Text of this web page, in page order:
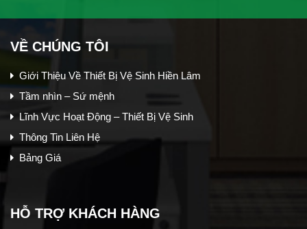
VỀ CHÚNG TÔI
Giới Thiệu Về Thiết Bị Vệ Sinh Hiền Lâm
Tầm nhìn – Sứ mệnh
Lĩnh Vực Hoạt Động – Thiết Bị Vệ Sinh
Thông Tin Liên Hệ
Bảng Giá
HỖ TRỢ KHÁCH HÀNG